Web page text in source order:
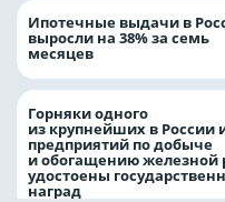
Ипотечные выдачи в
выросли на 38% за семь
месяцев
Горняки одного
из крупнейших в России
предприятий по добыче
и обогащению железной
удостоены
наград